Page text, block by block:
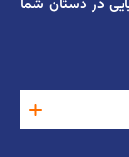
در دستان شما